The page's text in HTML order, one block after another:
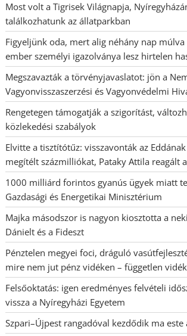
Most volt a Tigrisek Világnapja,
találkozhatunk az állatparkban
Figyeljünk oda, mert alig néhány nap
ember személyi igazolványa lesz hirtelen
Megszavazták a törvényjavaslatot: jön a
Vagyonvisszaszerzési és Vagyonvédelmi
Rengetegen támogatják a szigorítást,
közlekedési szabályok
Elvitte a tisztítótűz: visszavonták az
megítélt százmilliókat, Pataky Attila reagált
1000 milliárd forintos gyanús ügyek miatt
Gazdasági és Energetikai Minisztérium
Majka másodszor is nagyon kiosztotta a
Dánielt és a Fideszt
Pénztelen megyei foci, dráguló
mire nem jut pénz vidéken – független
Felsőoktatás: igen eredményes felvételi
vissza a Nyíregyházi Egyetem
Szpari–Újpest rangadóval kezdődik ma este